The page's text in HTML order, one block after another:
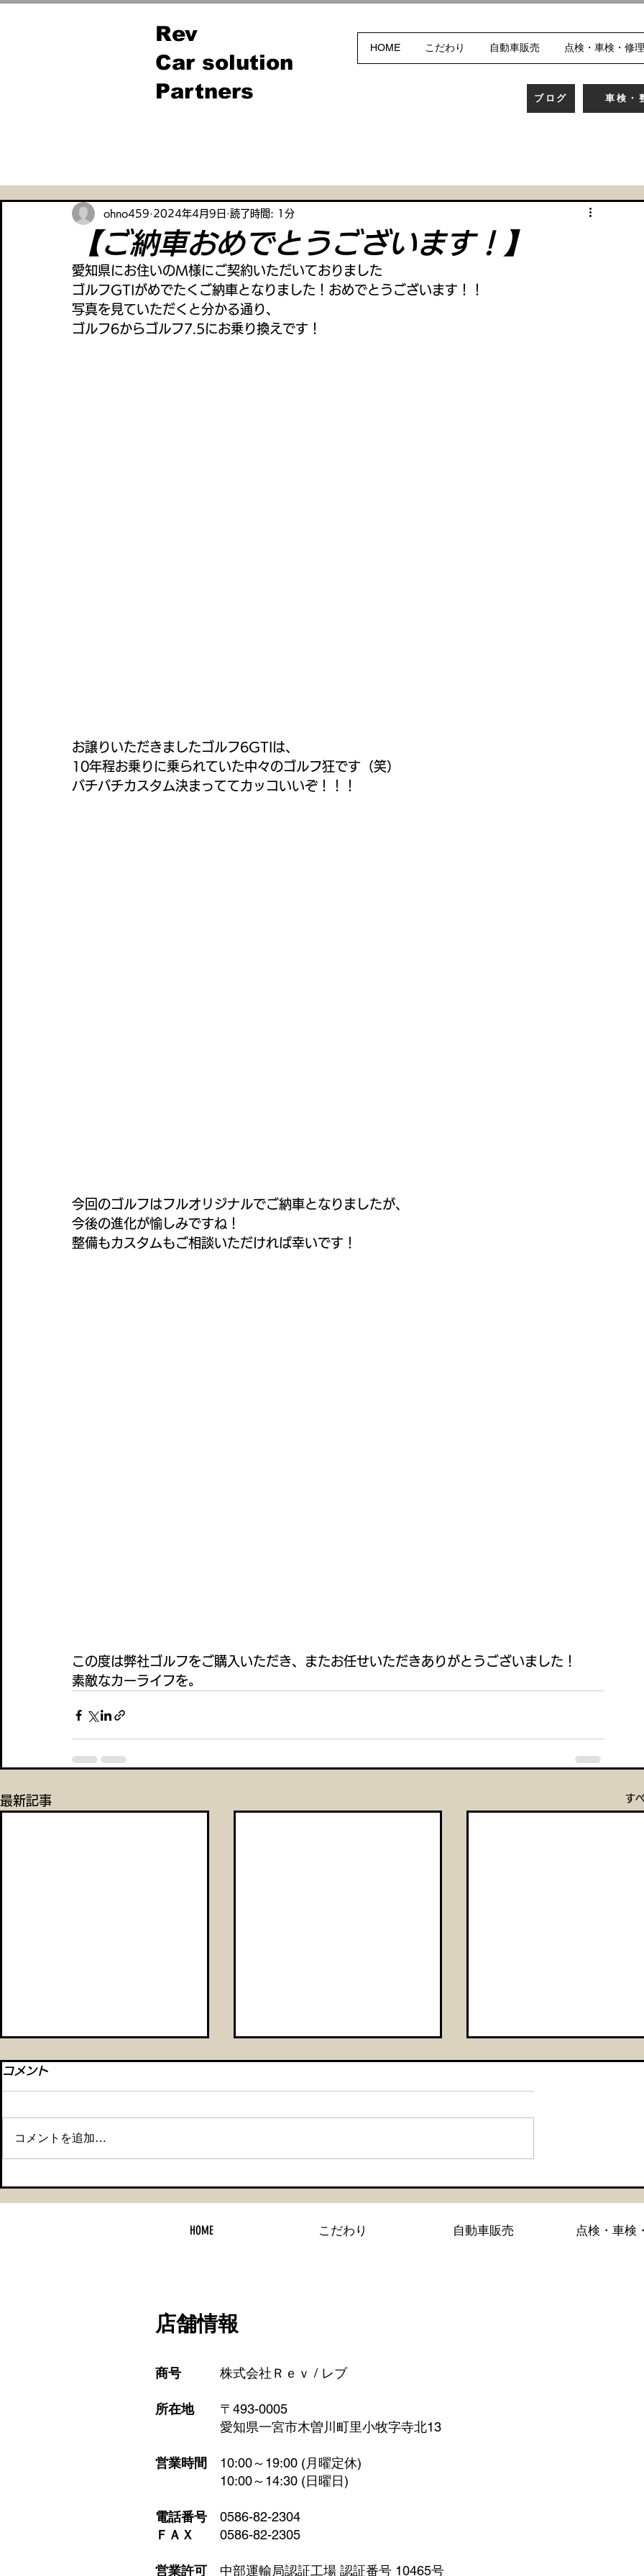
Rev
Car solution
Partners
HOME こだわり 自動車販売 点検・車検・修理
ブログ 車検・
【ご納車おめでとうございます！】
ohno459 2024年4月9日 読了時間: 1分
愛知県にお住いのM様にご契約いただいておりました
ゴルフGTIがめでたくご納車となりました！おめでとうございます！！
写真を見ていただくと分かる通り、
ゴルフ6からゴルフ7.5にお乗り換えです！
お譲りいただきましたゴルフ6GTIは、
10年程お乗りに乗られていた中々のゴルフ狂です（笑）
バチバチカスタム決まっててカッコいいぞ！！！
今回のゴルフはフルオリジナルでご納車となりましたが、
今後の進化が愉しみですね！
整備もカスタムもご相談いただければ幸いです！
この度は弊社ゴルフをご購入いただき、またお任せいただきありがとうございました！
素敵なカーライフを。
最新記事 す
コーティング施工】
コメント
コメントを追加…
HOME こだわり 自動車販売 点検・車検
店舗情報
商号 株式会社Ｒｅｖ / レブ
所在地 〒493-0005
​ 愛知県一宮市木曽川町里小牧字寺北13
営業時間 10:00～19:00 (月曜定休)
10:00～14:30 (日曜日)
電話番号 0586-82-2304
ＦＡＸ 0586-82-2305
営業許可 中部運輸局認証工場 認証番号 10465号